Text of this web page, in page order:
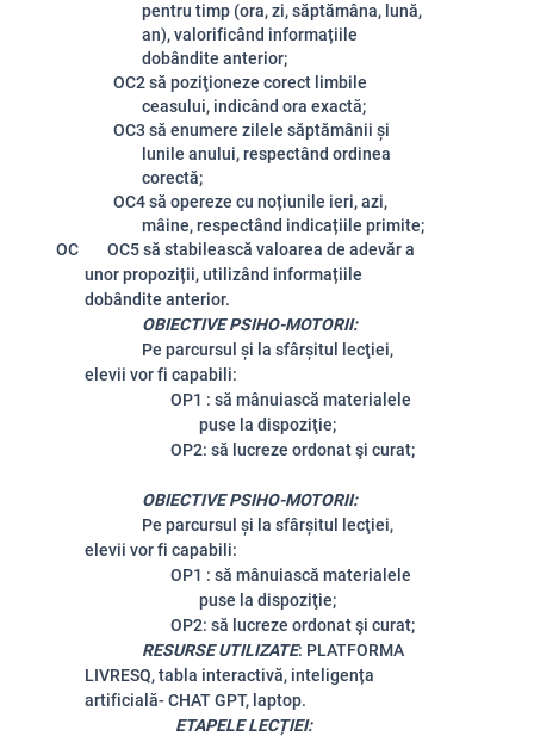
pentru timp (ora, zi, săptămâna, lună,
an), valorificând informațiile
dobândite anterior;
OC2să poziţioneze corect limbile
ceasului, indicând ora exactă;
OC3 să enumere zilele săptămânii și
lunile anului, respectând ordinea
corectă;
OC4să opereze cu noțiunile ieri, azi,
mâine, respectând indicațiile primite;
OC OC5să stabilească valoarea de adevăr a
unor propoziții, utilizând informațiile
dobândite anterior.
OBIECTIVE PSIHO-MOTORII:
Pe parcursul şi la sfârşitul lecţiei,
elevii vor fi capabili:
OP1 : să mânuiască materialele
puse la dispoziţie;
OP2: să lucreze ordonat şi curat;
OBIECTIVE PSIHO-MOTORII:
Pe parcursul şi la sfârşitul lecţiei,
elevii vor fi capabili:
OP1 : să mânuiască materialele
puse la dispoziţie;
OP2: să lucreze ordonat şi curat;
RESURSE UTILIZATE: PLATFORMA
LIVRESQ, tabla interactivă, inteligența
artificială- CHAT GPT, laptop.
ETAPELE LECȚIEI: